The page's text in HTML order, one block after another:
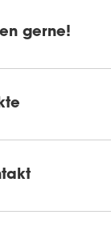
gerne!